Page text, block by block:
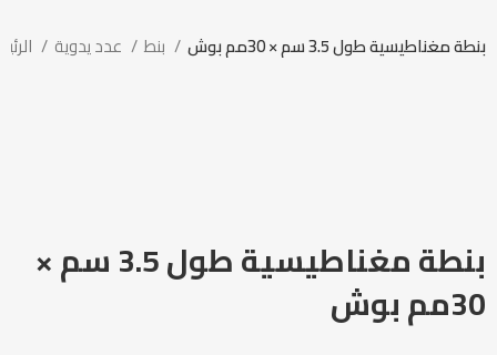
بنطة مغناطيسية طول 3.5 سم × 30مم بوش
بنطة مغناطيسية طول 3.5 سم ×
30مم بوش